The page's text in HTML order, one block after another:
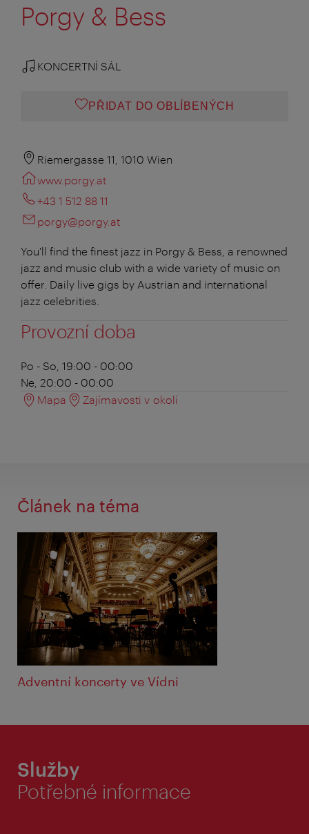
Porgy & Bess
KONCERTNÍ SÁL
PŘIDAT DO OBLÍBENÝCH
Riemergasse 11, 1010 Wien
www.porgy.at
+43 1 512 88 11
porgy@porgy.at
You'll find the finest jazz in Porgy & Bess, a renowned
jazz and music club with a wide variety of music on
offer. Daily live gigs by Austrian and international
jazz celebrities.
Provozní doba
Po - So, 19:00 - 00:00
Ne, 20:00 - 00:00
Mapa
Zajímavosti v okolí
Článek na téma
Adventní koncerty ve Vídni
Služby
Potřebné informace